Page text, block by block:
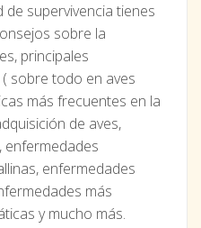
supervivencia tienes
sobre la
principales
sobre todo en aves
más frecuentes en la
de aves,
enfermedades
enfermedades
más
y mucho más.